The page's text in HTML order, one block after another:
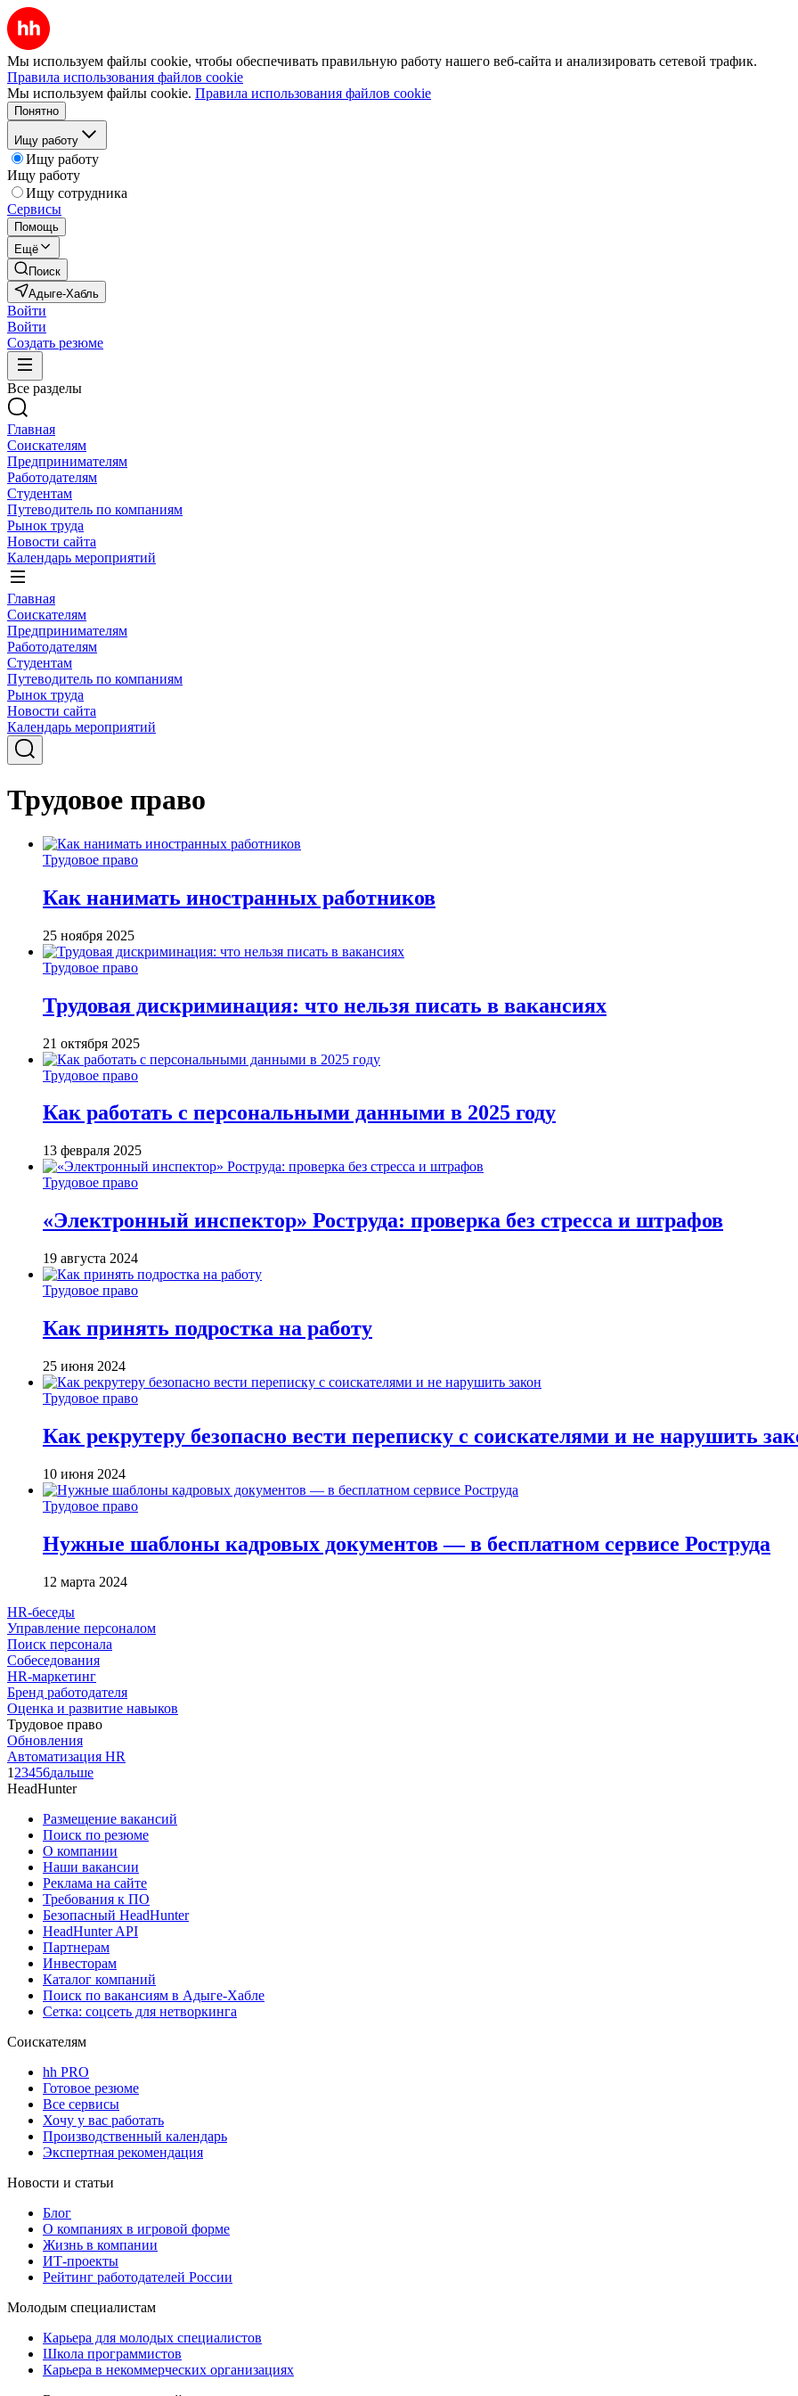
Мы используем файлы cookie, чтобы обеспечивать правильную работу нашего веб-сайта и анализировать сетевой трафик.
Правила использования файлов cookie
Мы используем файлы cookie. Правила использования файлов cookie
Понятно
Ищу работу
Ищу работу
Ищу работу
Ищу сотрудника
Сервисы
Помощь
Ещё
Поиск
Адыге-Хабль
Войти
Войти
Создать резюме
Все разделы
Главная
Соискателям
Предпринимателям
Работодателям
Студентам
Путеводитель по компаниям
Рынок труда
Новости сайта
Календарь мероприятий
Главная
Соискателям
Предпринимателям
Работодателям
Студентам
Путеводитель по компаниям
Рынок труда
Новости сайта
Календарь мероприятий
Трудовое право
Трудовое право
Как нанимать иностранных работников
25 ноября 2025
Трудовое право
Трудовая дискриминация: что нельзя писать в вакансиях
21 октября 2025
Трудовое право
Как работать с персональными данными в 2025 году
13 февраля 2025
Трудовое право
«Электронный инспектор» Роструда: проверка без стресса и штрафов
19 августа 2024
Трудовое право
Как принять подростка на работу
25 июня 2024
Трудовое право
Как рекрутеру безопасно вести переписку с соискателями и не нарушить
10 июня 2024
Трудовое право
Нужные шаблоны кадровых документов — в бесплатном сервисе Роструда
12 марта 2024
HR-беседы
Управление персоналом
Поиск персонала
Собеседования
HR-маркетинг
Бренд работодателя
Оценка и развитие навыков
Трудовое право
Обновления
Автоматизация HR
1 23456дальше
HeadHunter
Размещение вакансий
Поиск по резюме
О компании
Наши вакансии
Реклама на сайте
Требования к ПО
Безопасный HeadHunter
HeadHunter API
Партнерам
Инвесторам
Каталог компаний
Поиск по вакансиям в Адыге-Хабле
Сетка: соцсеть для нетворкинга
Соискателям
hh PRO
Готовое резюме
Все сервисы
Хочу у вас работать
Производственный календарь
Экспертная рекомендация
Новости и статьи
Блог
О компаниях в игровой форме
Жизнь в компании
ИТ-проекты
Рейтинг работодателей России
Молодым специалистам
Карьера для молодых специалистов
Школа программистов
Карьера в некоммерческих организациях